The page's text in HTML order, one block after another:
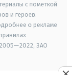
с пометкой
и героев.
о рекламе
ЗАО